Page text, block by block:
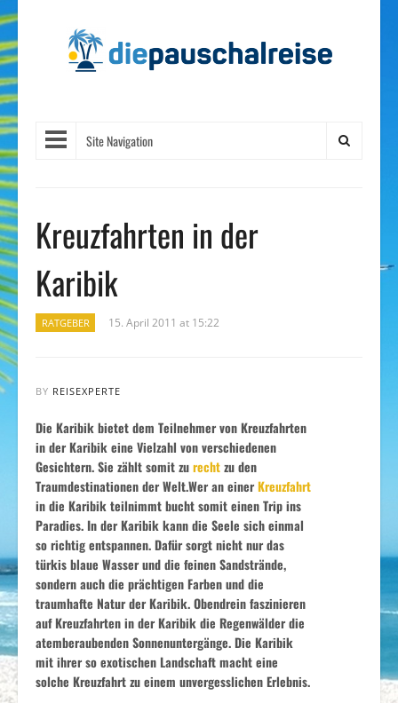
Site Navigation
Kreuzfahrten in der
Karibik
RATGEBER 15. April 2011 at 15:22
BY REISEXPERTE
Die Karibik bietet dem Teilnehmer von Kreuzfahrten
in der Karibik eine Vielzahl von verschiedenen
Gesichtern. Sie zählt somit zurechtzu den
Traumdestinationen der Welt.Wer an einerKreuzfahrt
in die Karibik teilnimmt bucht somit einen Trip ins
Paradies. In der Karibik kann die Seele sich einmal
so richtig entspannen. Dafür sorgt nicht nur das
türkis blaue Wasser und die feinen Sandstrände,
sondern auch die prächtigen Farben und die
traumhafte Natur der Karibik. Obendrein faszinieren
auf Kreuzfahrten in der Karibik die Regenwälder die
atemberaubenden Sonnenuntergänge. Die Karibik
mit ihrer so exotischen Landschaft macht eine
solche Kreuzfahrt zu einem unvergesslichen Erlebnis.